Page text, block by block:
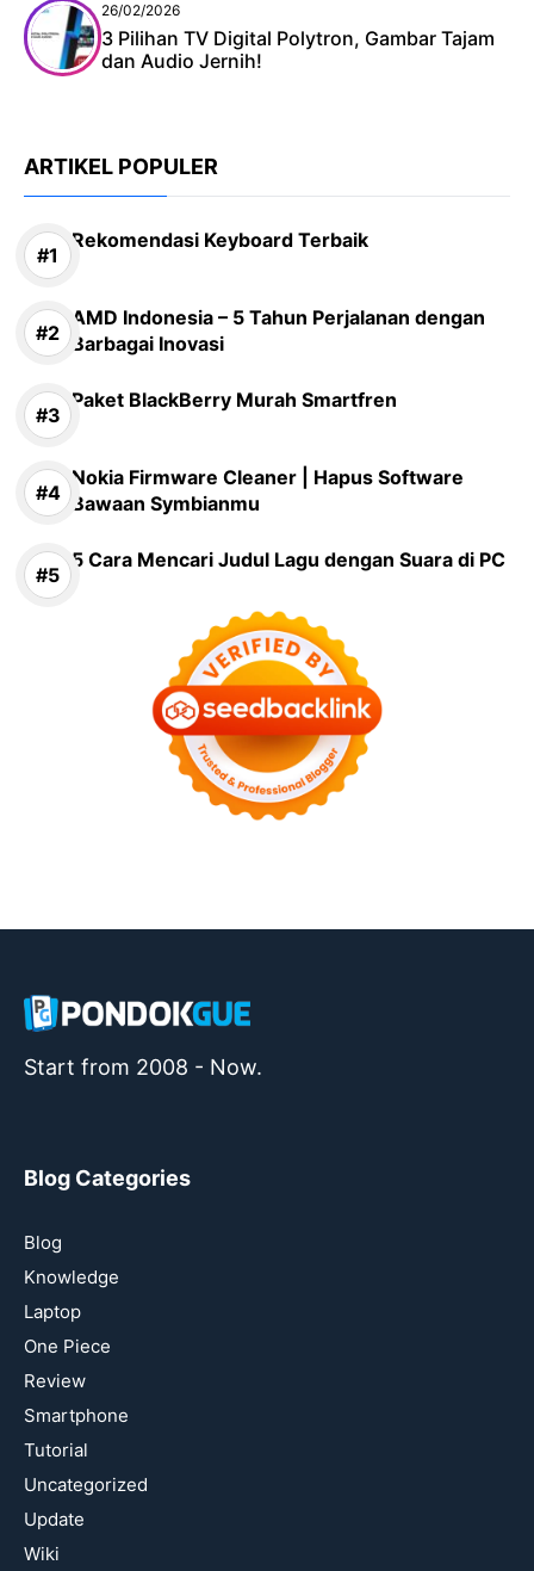
26/02/2026
3 Pilihan TV Digital Polytron, Gambar Tajam
dan Audio Jernih!
ARTIKEL POPULER
Rekomendasi Keyboard Terbaik
AMD Indonesia – 5 Tahun Perjalanan dengan
Barbagai Inovasi
Paket BlackBerry Murah Smartfren
Nokia Firmware Cleaner | Hapus Software
Bawaan Symbianmu
5 Cara Mencari Judul Lagu dengan Suara di PC
Start from 2008 - Now.
Blog Categories
Blog
Knowledge
Laptop
One Piece
Review
Smartphone
Tutorial
Uncategorized
Update
Wiki